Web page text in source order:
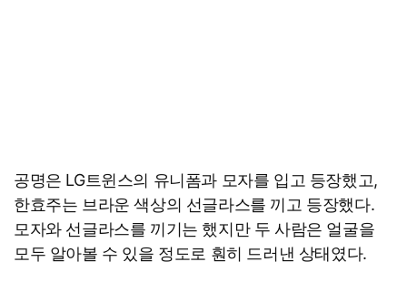
공명은 LG트윈스의 유니폼과 모자를 입고 등장했고,
한효주는 브라운 색상의 선글라스를 끼고 등장했다.
모자와 선글라스를 끼기는 했지만 두 사람은 얼굴을
모두 알아볼 수 있을 정도로 훤히 드러낸 상태였다.